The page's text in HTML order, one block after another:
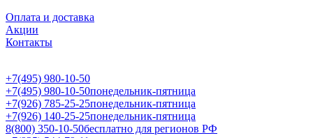
Оплата и доставка
Акции
Контакты
+7(495) 980-10-50
+7(495) 980-10-50понедельник-пятница
+7(926) 785-25-25понедельник-пятница
+7(926) 140-25-25понедельник-пятница
8(800) 350-10-50бесплатно для регионов РФ